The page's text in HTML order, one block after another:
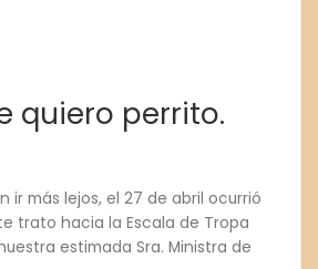
quiero perrito.
ir más lejos, el 27 de abril ocurrió
trato hacia la Escala de Tropa
estimada Sra. Ministra de